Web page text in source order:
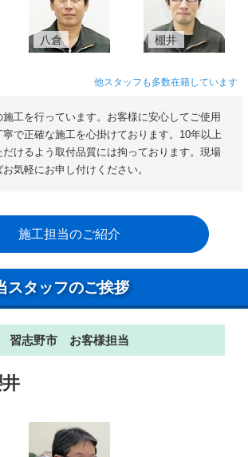
八倉 棚井
他スタッフも多数在籍しています
工を行っています。お客様に安心してご使用
で正確な施工を心掛けております。10年以上
けるよう取付品質には拘っております。現場
気軽にお申し付けください。
施工担当のご紹介
スタッフのご挨拶
習志野市 お客様担当